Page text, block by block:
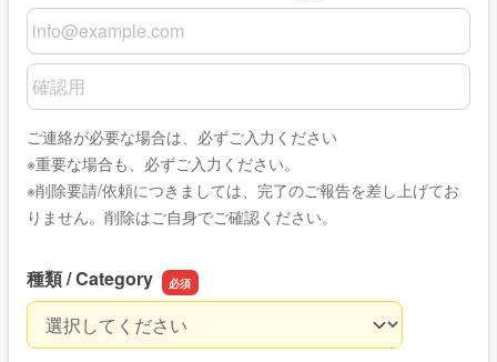
メールアドレス / Email address
メールアドレス / Email addressの確認用
ご連絡が必要な場合は、必ずご入力ください
※重要な場合も、必ずご入力ください。
※削除要請/依頼につきましては、完了のご報告を差し上げてお
りません。削除はご自身でご確認ください。
種類 / Category
種類 / Category